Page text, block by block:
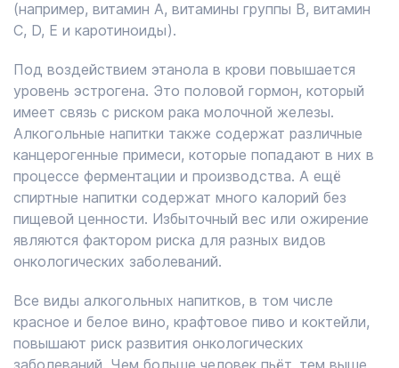
(например, витамин А, витамины группы В, витамин
С, D, E и каротиноиды).
Под воздействием этанола в крови повышается
уровень эстрогена. Это половой гормон, который
имеет связь с риском рака молочной железы.
Алкогольные напитки также содержат различные
канцерогенные примеси, которые попадают в них в
процессе ферментации и производства. А ещё
спиртные напитки содержат много калорий без
пищевой ценности. Избыточный вес или ожирение
являются фактором риска для разных видов
онкологических заболеваний.
Все виды алкогольных напитков, в том числе
красное и белое вино, крафтовое пиво и коктейли,
повышают риск развития онкологических
заболеваний. Чем больше человек пьёт, тем выше